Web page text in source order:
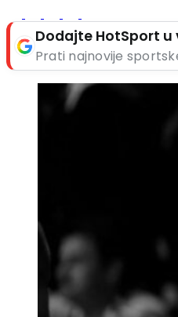
Dodajte HotSport u
Prati najnovije